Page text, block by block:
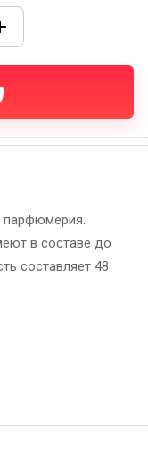
парфюмерия.
в составе до
составляет 48